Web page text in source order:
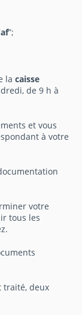
”;
la caisse
de 9 h à
et vous
à votre
votre
tous les
traité, deux